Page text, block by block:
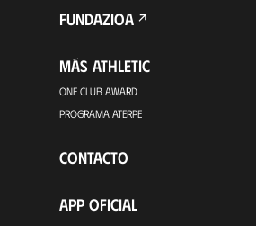
FUNDAZIOA
MÁS ATHLETIC
ONE CLUB AWARD
PROGRAMA ATERPE
CONTACTO
APP OFICIAL